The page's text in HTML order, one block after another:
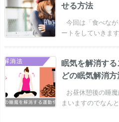
せる方法
今回は「食べな
ートをしていきま
眠気を解消す
どの眠気解消方
お昼休憩後の睡
まいますのでなん